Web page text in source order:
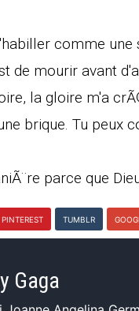
comme une
de mourir avant
la gloire m'a
brique. Tu peux
parce que
PINTEREST TUMBLR
Gaga